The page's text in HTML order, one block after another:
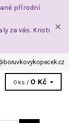
přírodní
za vás. Kristi
boruvkovykopecek.cz
0 ks / 0 Kč